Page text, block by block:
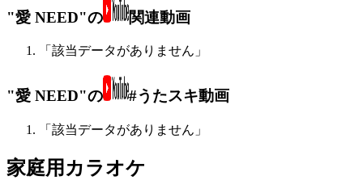
"愛 NEED"の 関連動画
「該当データがありません」
"愛 NEED"の #うたスキ動画
「該当データがありません」
家庭用カラオケ